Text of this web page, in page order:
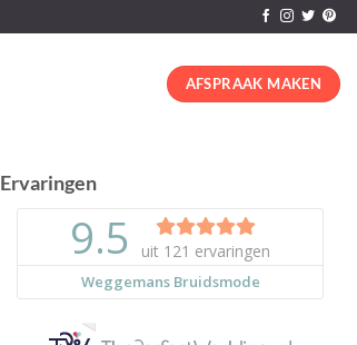
AFSPRAAK MAKEN
Ervaringen